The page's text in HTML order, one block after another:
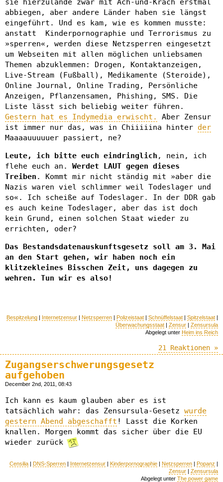
abbiegen, aber andere Länder haben sie längst
eingeführt. Und es kam, wie es kommen musste:
anstatt Kinderpornographie und Terrorismus zu
»sperren«, werden diese Netzsperren eingesetzt
um Webseiten mit allen möglichen unliebsamen
Themen abzuklemmen: Drogen, Kontaktanzeigen,
Live-Stream (Fußball), Medikamente (Steroide),
Online Journal, Online Trading, Persönliche
Anzeigen, Pflanzensamen, Phishing, SMS. Die
Liste lässt sich beliebig weiter führen.
Gestern hat es Indymedia erwischt.
Aber Zensur
ist immer nur das, was in Chiiiiina hinter der
Maaaauuuuuer passiert, ne?
Leute, ich bitte euch eindringlich , nein, ich
flehe euch an. Werdet LAUT gegen dieses
Treiben . Kommt mir nicht ständig mit »aber die
Nazis waren viel schlimmer weil Todeslager und
so«. Ich scheiße auf Todeslager. In der DDR gab
es auch keine Todeslager, aber das ist doch
kein Grund, einen solchen Staat wieder zu
errichten, oder?
Das Bestandsdatenauskunftsgesetz soll am 3. Mai
an den Start gehen, wir haben noch ein
klitzekleines Bisschen Zeit, uns dagegen zu
wehren. Tun wir es also!
Bespitzelung | Internetzensur | Netzsperren | Polizeistaat | Schnüffelstaat | Spitzelstaat |
Überwachungsstaat | Zensur | Zensursula
Abgelegt unter Heim ins Reich
21 Reaktionen »
Zugangserschwerungsgesetz
aufgehoben
December 2nd, 2011, 08:43
Ich kann es kaum glauben aber es ist
tatsächlich wahr: das Zensursula-Gesetz wurde
gestern Abend abgeschafft ! Lasst die Korken
knallen. Morgen kommt das sicher über die EU
wieder zurück
Censilia | DNS-Sperren | Internetzensur | Kinderpornographie | Netzsperren | Popanz |
Zensur | Zensursula
Abgelegt unter The power game